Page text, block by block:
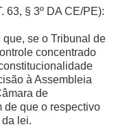
63, § 3º DA CE/PE):
que, se o Tribunal de
concentrado
à Assembleia
de
de que o respectivo
lei.